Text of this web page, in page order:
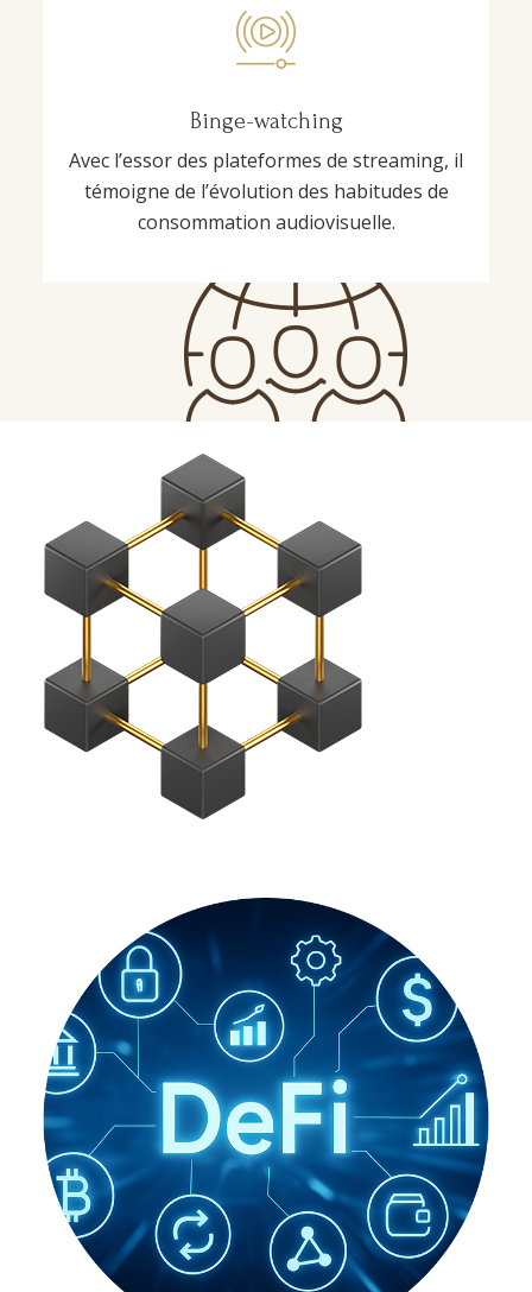
Binge-watching
Avec l’essor des plateformes de streaming, il
témoigne de l’évolution des habitudes de
consommation audiovisuelle.